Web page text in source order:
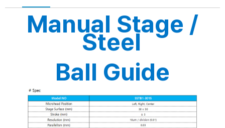
Manual Stage /
Steel
Ball Guide